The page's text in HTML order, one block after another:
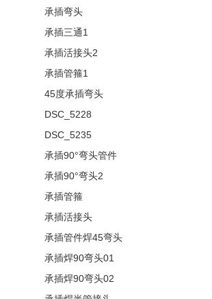
承插弯头
承插三通1
承插活接头2
承插管箍1
45度承插弯头
DSC_5228
DSC_5235
承插90°弯头管件
承插90°弯头2
承插管箍
承插活接头
承插管件焊45弯头
承插焊90弯头01
承插焊90弯头02